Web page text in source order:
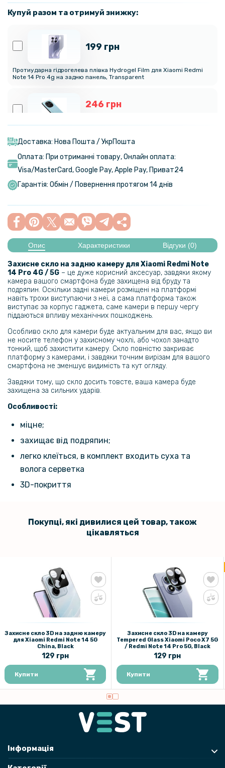
Купуй разом та отримуй знижку:
199 грн
Протиударна гідрогелева плівка Hydrogel Film для Xiaomi Redmi
Note 14 Pro 4g​ на задню панель, Transparent
246 грн
X7 / Redmi Note 14 Pro 5G
299 грн
Pro 5G з металевою вставкою
299 грн
Шкіряний чохол - накладка X&E для Xiaomi Redmi Note 14 Pro+ 5G з
металевою вставкою
254 грн
299 грн
Pro 4G
399 грн
Протиударна гідрогелева плівка Privacy HD Glossy для Xiaomi
Redmi Note 14 Pro 4g, (Антишпигун, глянцева)
Redmi Note 14 Pro 5G, Black
Доставка: Нова Пошта / УкрПошта
Оплата: При отриманні товару, Онлайн оплата:
Visa/MasterСard, Google Pay, Apple Pay, Приват24
Гарантія: Обмін / Повернення протягом 14 днів
Опис Характеристики Відгуки (0)
Захисне скло на задню камеру для Xiaomi Redmi Note
14 Pro 4G / 5G – це дуже корисний аксесуар, завдяки якому
камера вашого смартфона буде захищена від бруду та
подряпин. Оскільки задні камери розміщені на платформі
навіть трохи виступаючи з неї, а сама платформа також
виступає за корпус гаджета, саме камери в першу чергу
піддаються впливу механічних пошкоджень.
Особливо скло для камери буде актуальним для вас, якщо ви
не носите телефон у захисному чохлі, або чохол занадто
тонкий, щоб захистити камеру. Скло повністю закриває
платформу з камерами, і завдяки точним вирізам для вашого
смартфона не зменшує видимість та кут огляду.
Завдяки тому, що скло досить товсте, ваша камера буде
захищена за сильних ударів.
Особливості:
міцне;
захищає від подряпин;
легко клеїться, в комплект входить суха та
волога серветка
3D-покриття
Покупці, які дивилися цей товар, також
цікавляться
Захисне скло 3D на задню камеру
для Xiaomi Redmi Note 14 5G
China, Black
129 грн
Купити
Захисне скло 3D на камеру
Tempered Glass Xiaomi Poco X7 5G
/ Redmi Note 14 Pro 5G, Black
129 грн
Купити
Інформація